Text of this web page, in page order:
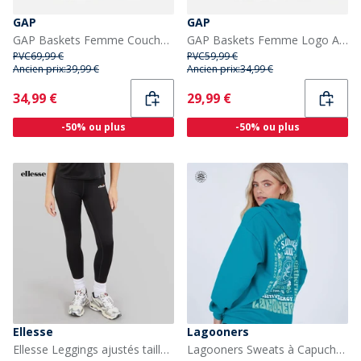
GAP
GAP Baskets Femme Coucher de Soleil White Gold
PVC69,99 €
Ancien prix:39,99 €
Current
34,99 €
-50% ou plus
GAP
GAP Baskets Femme Logo Arche Nashville Blanc
PVC59,99 €
Ancien prix:34,99 €
Current
29,99 €
-50% ou plus
Ellesse
Ellesse Leggings ajustés taille haute Deana Femme Noir
Lagooners
Lagooners Sweats à Capuche Mindful Femme Vert